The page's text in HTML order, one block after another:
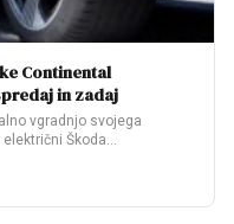
Continental
in zadaj
vgradnjo svojega
Škoda…